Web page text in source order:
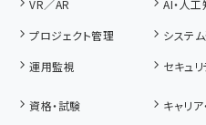
VR／AR
AI・人工
プロジェクト管理
システ
運用監視
セキュリ
資格・試験 キャリア